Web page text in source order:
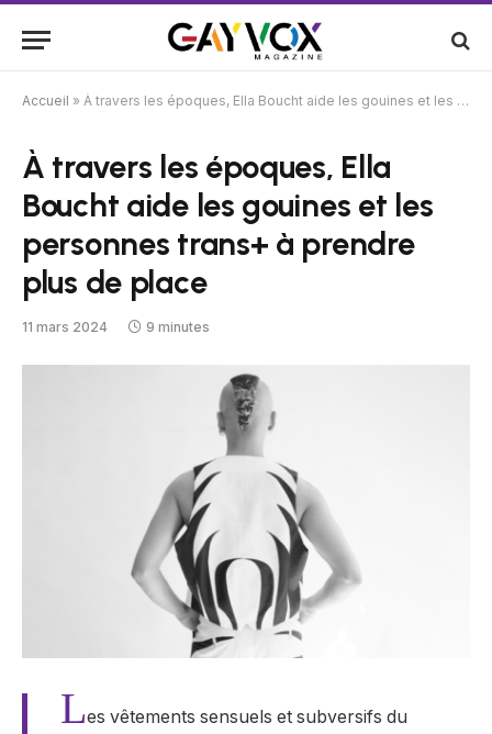
Accueil » À travers les époques, Ella Boucht aide les gouines et les personnes trans+ à prendre plus de place
À travers les époques, Ella
Boucht aide les gouines et les
personnes trans+ à prendre
plus de place
11 mars 2024 9 minutes
Les vêtements sensuels et subversifs du